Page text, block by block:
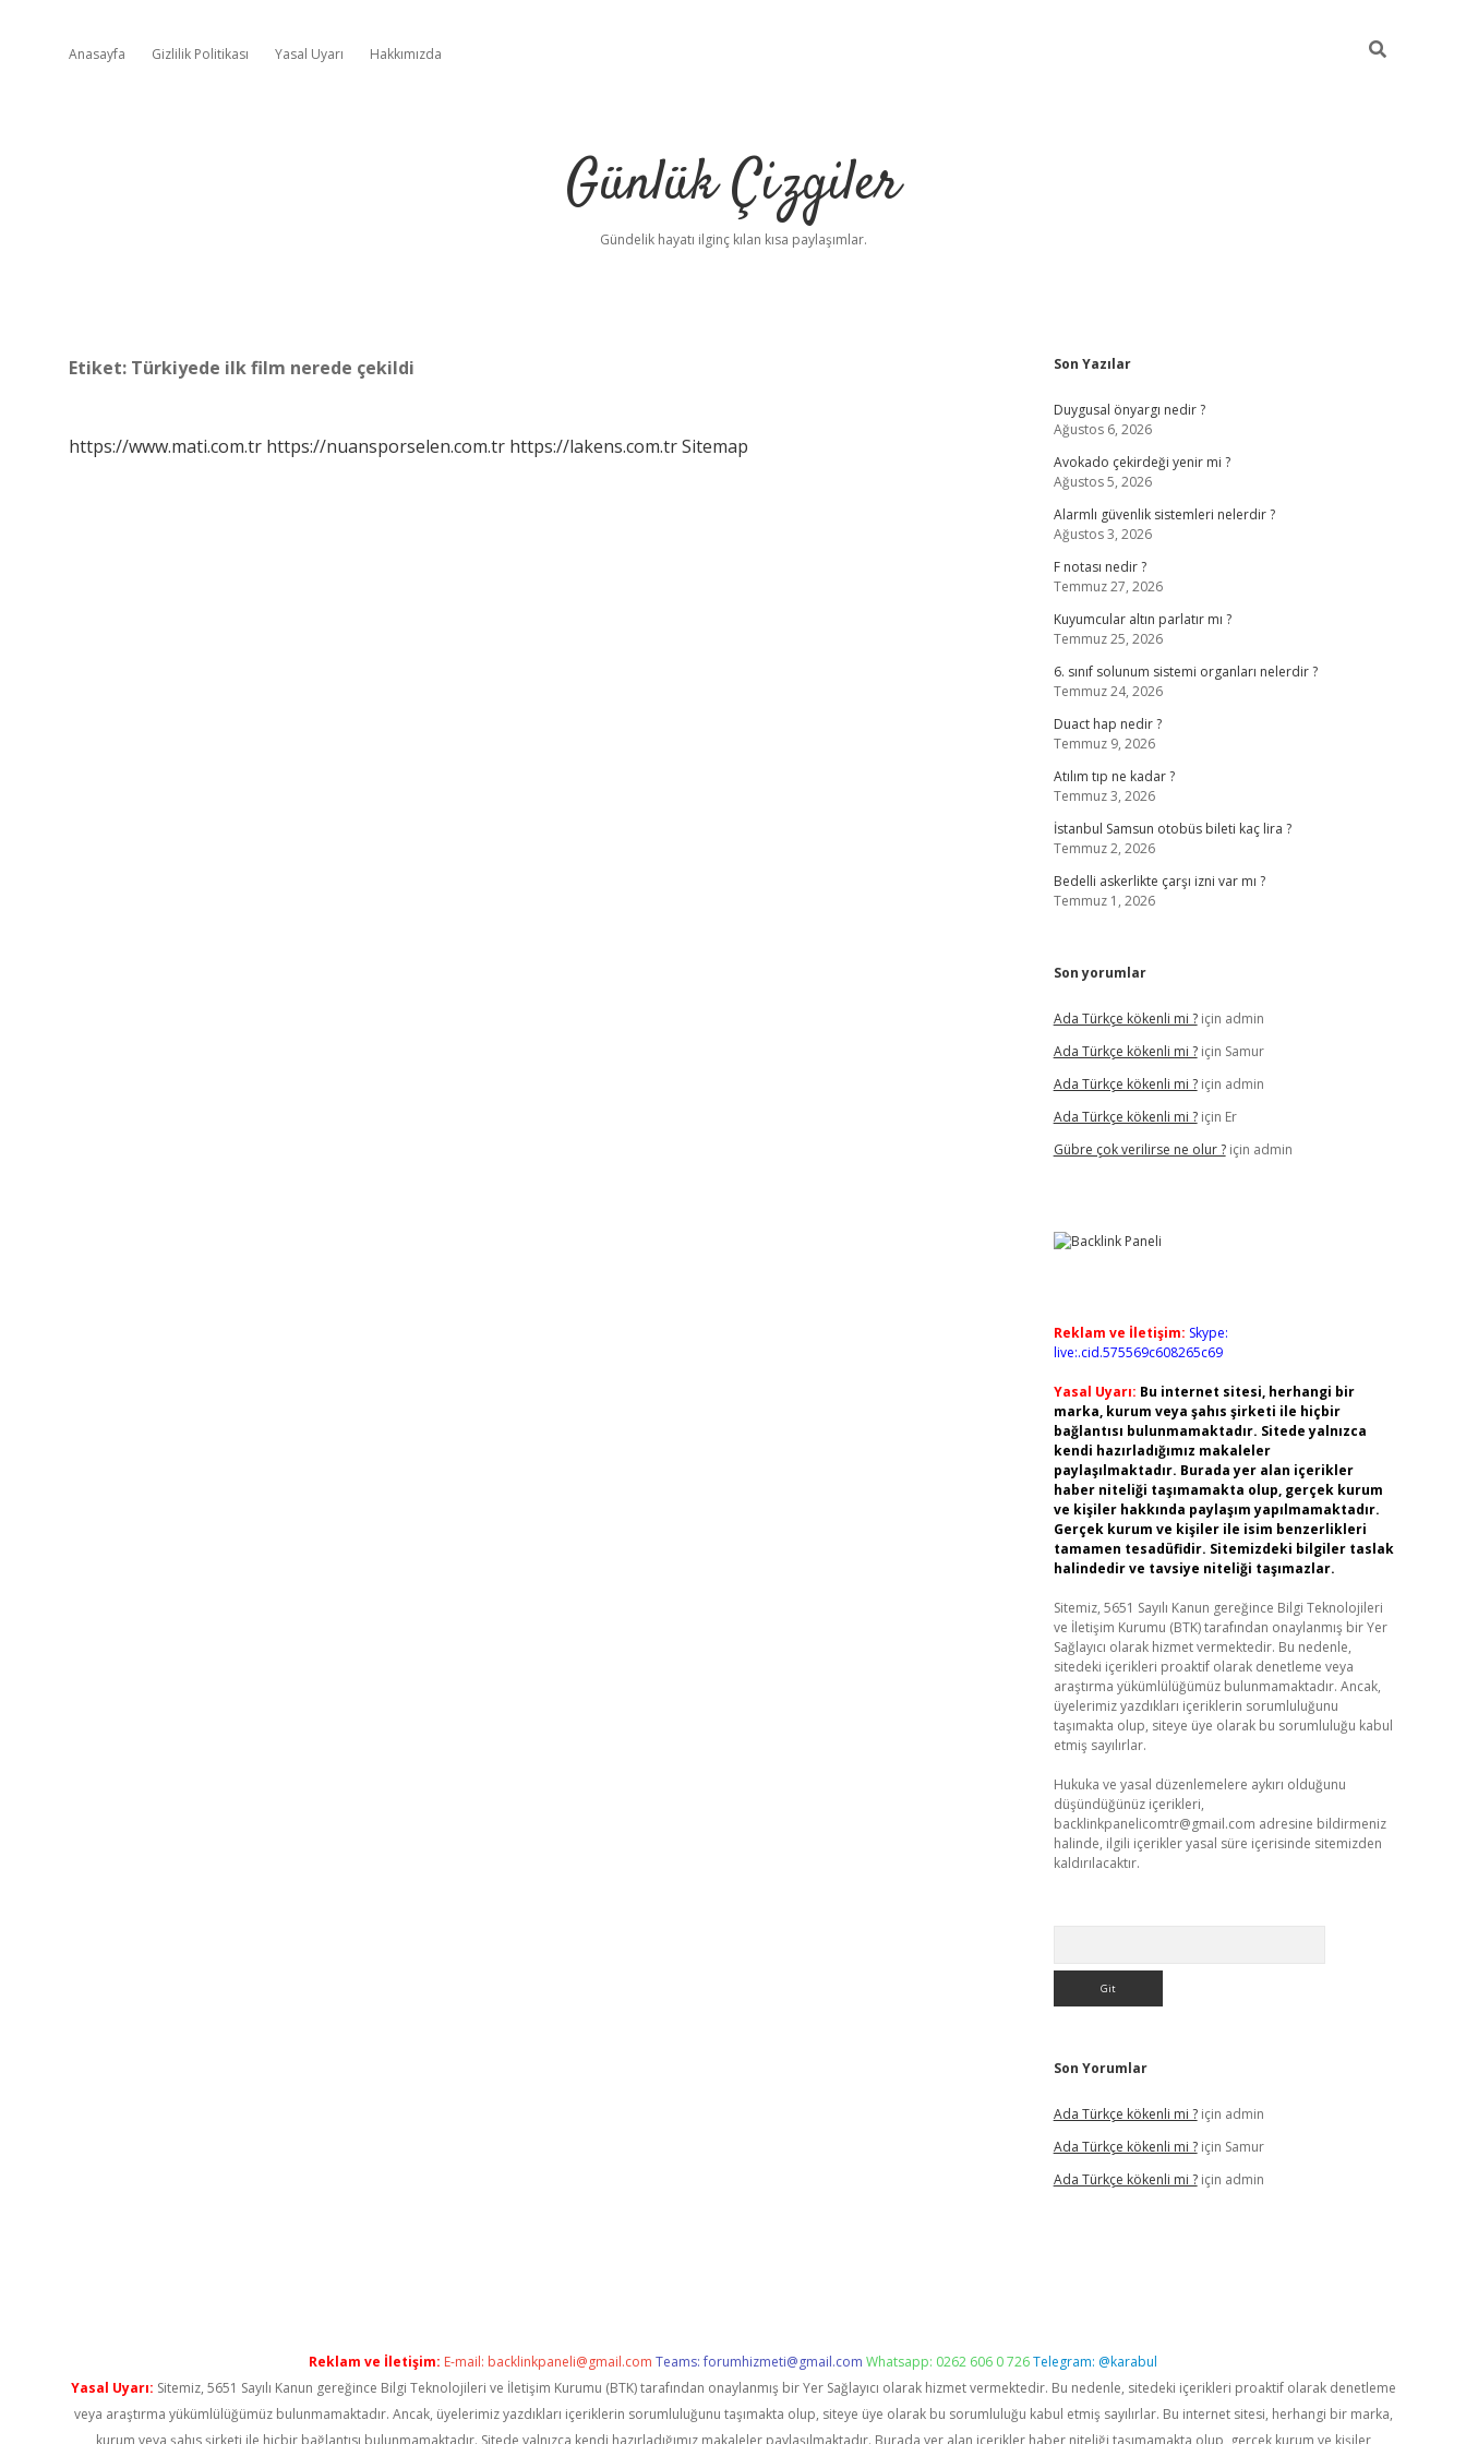
Anasayfa Gizlilik Politikası Yasal Uyarı Hakkımızda
Günlük Çizgiler
Gündelik hayatı ilginç kılan kısa paylaşımlar.
Etiket: Türkiyede ilk film nerede çekildi
https://www.mati.com.tr https://nuansporselen.com.tr https://lakens.com.trSitemap
Sidebar
Son Yazılar
Duygusal önyargı nedir ?
Ağustos 6, 2026
Avokado çekirdeği yenir mi ?
Ağustos 5, 2026
Alarmlı güvenlik sistemleri nelerdir ?
Ağustos 3, 2026
F notası nedir ?
Temmuz 27, 2026
Kuyumcular altın parlatır mı ?
Temmuz 25, 2026
6. sınıf solunum sistemi organları nelerdir ?
Temmuz 24, 2026
Duact hap nedir ?
Temmuz 9, 2026
Atılım tıp ne kadar ?
Temmuz 3, 2026
İstanbul Samsun otobüs bileti kaç lira ?
Temmuz 2, 2026
Bedelli askerlikte çarşı izni var mı ?
Temmuz 1, 2026
Son yorumlar
Ada Türkçe kökenli mi ?için admin
Ada Türkçe kökenli mi ?için Samur
Ada Türkçe kökenli mi ?için admin
Ada Türkçe kökenli mi ?için Er
Gübre çok verilirse ne olur ?için admin
Reklam ve İletişim: Skype:
live:.cid.575569c608265c69
Yasal Uyarı: Bu internet sitesi, herhangi bir
marka, kurum veya şahıs şirketi ile hiçbir
bağlantısı bulunmamaktadır. Sitede yalnızca
kendi hazırladığımız makaleler
paylaşılmaktadır. Burada yer alan içerikler
haber niteliği taşımamakta olup, gerçek kurum
ve kişiler hakkında paylaşım yapılmamaktadır.
Gerçek kurum ve kişiler ile isim benzerlikleri
tamamen tesadüfidir. Sitemizdeki bilgiler taslak
halindedir ve tavsiye niteliği taşımazlar.
Sitemiz, 5651 Sayılı Kanun gereğince Bilgi Teknolojileri
ve İletişim Kurumu (BTK) tarafından onaylanmış bir Yer
Sağlayıcı olarak hizmet vermektedir. Bu nedenle,
sitedeki içerikleri proaktif olarak denetleme veya
araştırma yükümlülüğümüz bulunmamaktadır. Ancak,
üyelerimiz yazdıkları içeriklerin sorumluluğunu
taşımakta olup, siteye üye olarak bu sorumluluğu kabul
etmiş sayılırlar.
Hukuka ve yasal düzenlemelere aykırı olduğunu
düşündüğünüz içerikleri,
backlinkpanelicomtr@gmail.com adresine bildirmeniz
halinde, ilgili içerikler yasal süre içerisinde sitemizden
kaldırılacaktır.
Son Yorumlar
Ada Türkçe kökenli mi ?için admin
Ada Türkçe kökenli mi ?için Samur
Ada Türkçe kökenli mi ?için admin
Reklam ve İletişim: E-mail: backlinkpaneli@gmail.com Teams:forumhizmeti@gmail.com Whatsapp: 0262 606 0 726Telegram: @karabul
Yasal Uyarı: Sitemiz, 5651 Sayılı Kanun gereğince Bilgi Teknolojileri ve İletişim Kurumu (BTK) tarafından onaylanmış bir Yer Sağlayıcı olarak hizmet vermektedir. Bu nedenle, sitedeki içerikleri proaktif olarak denetleme
veya araştırma yükümlülüğümüz bulunmamaktadır. Ancak, üyelerimiz yazdıkları içeriklerin sorumluluğunu taşımakta olup, siteye üye olarak bu sorumluluğu kabul etmiş sayılırlar. Bu internet sitesi, herhangi bir marka,
kurum veya şahıs şirketi ile hiçbir bağlantısı bulunmamaktadır. Sitede yalnızca kendi hazırladığımız makaleler paylaşılmaktadır. Burada yer alan içerikler haber niteliği taşımamakta olup, gerçek kurum ve kişiler